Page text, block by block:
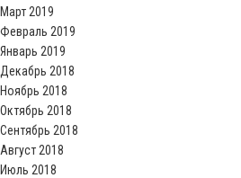
Март 2019
Февраль 2019
Январь 2019
Декабрь 2018
Ноябрь 2018
Октябрь 2018
Сентябрь 2018
Август 2018
Июль 2018